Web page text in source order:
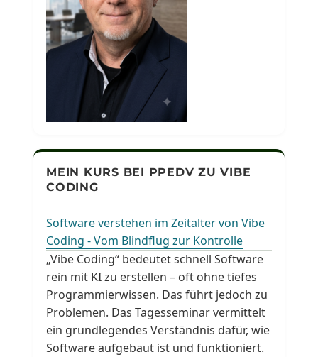
MEIN KURS BEI PPEDV ZU VIBE
CODING
Software verstehen im Zeitalter von Vibe
Coding - Vom Blindflug zur Kontrolle
„Vibe Coding“ bedeutet schnell Software
rein mit KI zu erstellen – oft ohne tiefes
Programmierwissen. Das führt jedoch zu
Problemen. Das Tagesseminar vermittelt
ein grundlegendes Verständnis dafür, wie
Software aufgebaut ist und funktioniert.